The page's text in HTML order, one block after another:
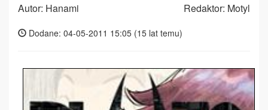
Autor: Hanami Redaktor: Motyl
Dodane: 04-05-2011 15:05 (15 lat temu)